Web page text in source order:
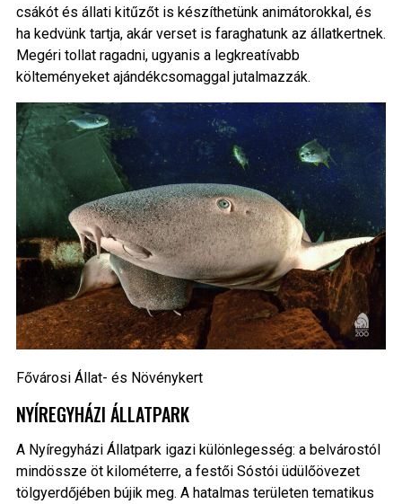
csákót és állati kitűzőt is készíthetünk animátorokkal, és
ha kedvünk tartja, akár verset is faraghatunk az állatkertnek.
Megéri tollat ragadni, ugyanis a legkreatívabb
költeményeket ajándékcsomaggal jutalmazzák.
Fővárosi Állat- és Növénykert
NYÍREGYHÁZI ÁLLATPARK
A Nyíregyházi Állatpark igazi különlegesség: a belvárostól
mindössze öt kilométerre, a festői Sóstói üdülőövezet
tölgyerdőjében bújik meg. A hatalmas területen tematikus